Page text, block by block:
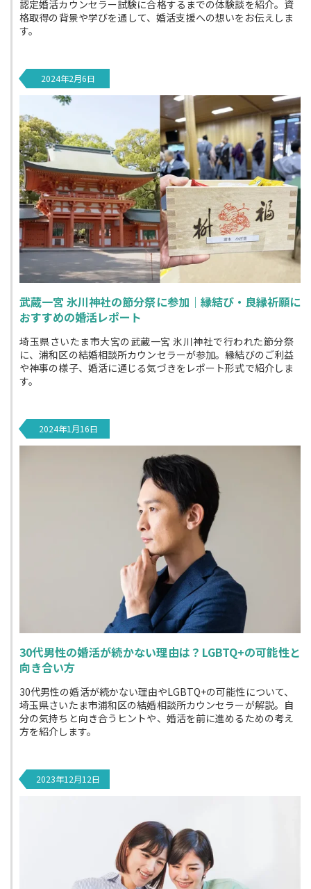
認定婚活カウンセラー試験に合格するまでの体験談を紹介。資
格取得の背景や学びを通して、婚活支援への想いをお伝えしま
す。
2024年2月6日
武蔵一宮 氷川神社の節分祭に参加｜縁結び・良縁祈願に
おすすめの婚活レポート
埼玉県さいたま市大宮の武蔵一宮 氷川神社で行われた節分祭
に、浦和区の結婚相談所カウンセラーが参加。縁結びのご利益
や神事の様子、婚活に通じる気づきをレポート形式で紹介しま
す。
2024年1月16日
30代男性の婚活が続かない理由は？LGBTQ+の可能性と
向き合い方
30代男性の婚活が続かない理由やLGBTQ+の可能性について、
埼玉県さいたま市浦和区の結婚相談所カウンセラーが解説。自
分の気持ちと向き合うヒントや、婚活を前に進めるための考え
方を紹介します。
2023年12月12日